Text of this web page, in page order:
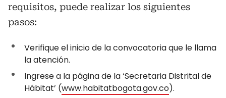
requisitos, puede realizar los siguientes
pasos:
Verifique el inicio de la convocatoria que le llama
la atención.
Ingrese a la página de la ‘Secretaria Distrital de
Hábitat’ (www.habitatbogota.gov.co).